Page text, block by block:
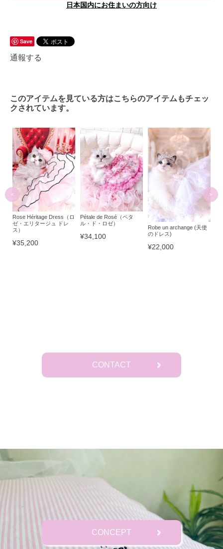
日本国内にお住まいの方向け
Save
通報する
このアイテムを見ている方はこちらのアイテムもチェッ
クされています。
Rose Héritage Dress（ロ
ゼ・エリタージュ ドレ
ス）
¥35,200
Pétale de Rosé（ペタ
ル・ド・ロゼ）
¥34,100
Robe un archange (天使
のドレス)
¥22,000
CONTACT
CONCEPT